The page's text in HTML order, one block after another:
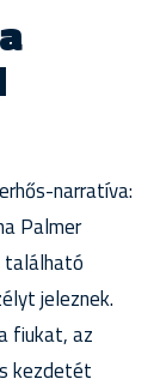
narratíva:
Palmer
található
jeleznek.
fiukat, az
kezdetét